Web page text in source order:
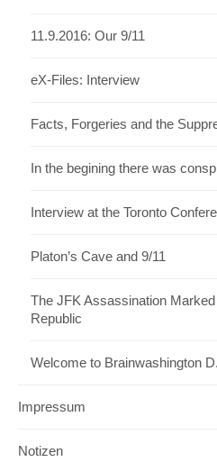
11.9.2016: Our 9/11
eX-Files: Interview
Facts, Forgeries and the
In the begining there was
Interview at the Toronto
Platon’s Cave and 9/11
The JFK Assassination
Republic
Welcome to Brainwashington
Impressum
Notizen